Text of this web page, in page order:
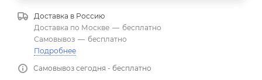
Доставка в Россию
Доставка по Москве — бесплатно
Самовывоз — бесплатно
Подробнее
Самовывоз сегодня - бесплатно